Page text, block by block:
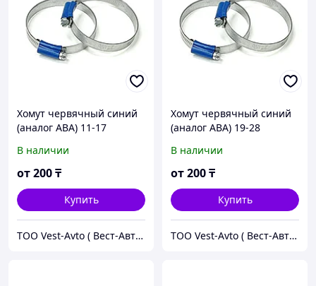
Хомут червячный синий
(аналог ABA) 11-17
В наличии
от200₸
Купить
ТОО Vest-Avto ( Вест-Авто )
Хомут червячный синий
(аналог ABA) 19-28
В наличии
от200₸
Купить
ТОО Vest-Avto ( Вест-Авто )